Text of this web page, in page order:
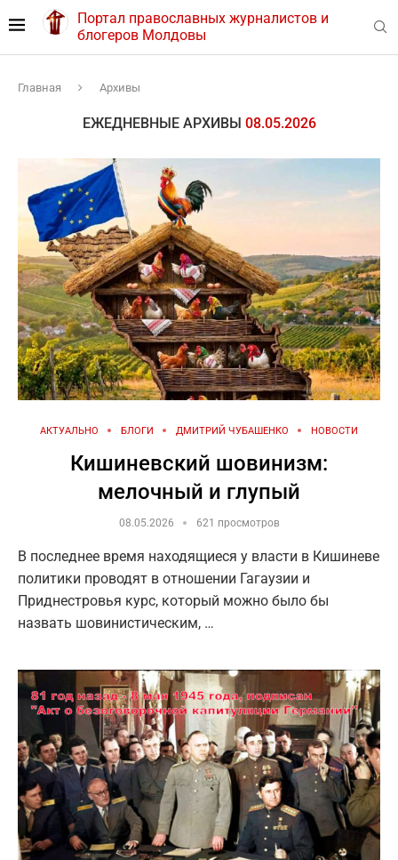
Портал православных журналистов и
блогеров Молдовы
Главная Архивы
ЕЖЕДНЕВНЫЕ АРХИВЫ 08.05.2026
АКТУАЛЬНО БЛОГИ ДМИТРИЙ ЧУБАШЕНКО НОВОСТИ
Кишиневский шовинизм:
мелочный и глупый
08.05.2026 621 просмотров
В последнее время находящиеся у власти в Кишиневе
политики проводят в отношении Гагаузии и
Приднестровья курс, который можно было бы
назвать шовинистическим, …